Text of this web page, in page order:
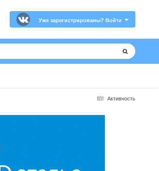
Уже зарегистрированы? Войти
Активность